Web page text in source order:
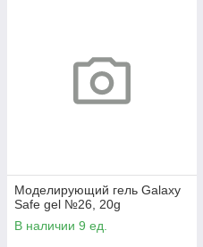
Моделирующий гель Galaxy
Safe gel №26, 20g
В наличии 9 ед.